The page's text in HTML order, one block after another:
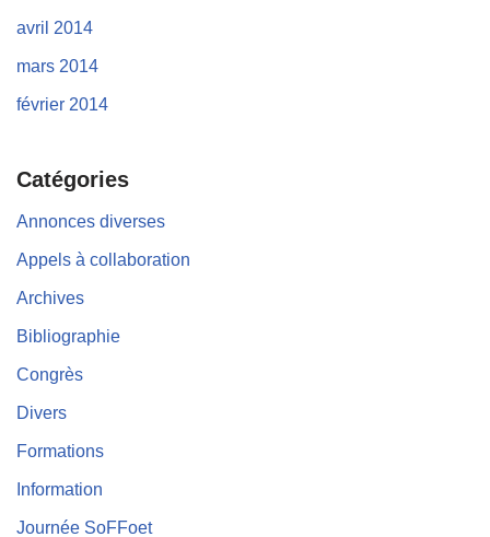
avril 2014
mars 2014
février 2014
Catégories
Annonces diverses
Appels à collaboration
Archives
Bibliographie
Congrès
Divers
Formations
Information
Journée SoFFoet